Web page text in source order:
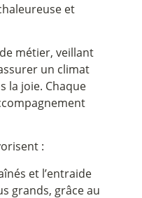
et
métier, veillant
un climat
la joie. Chaque
:
et l’entraide
grands, grâce au